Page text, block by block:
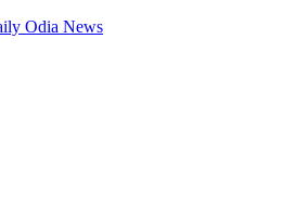
Odia News